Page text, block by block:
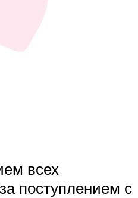
всех
поступлением с